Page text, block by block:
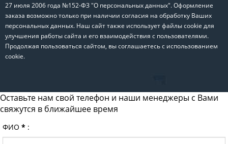
27 июля 2006 года №152-ФЗ "О персональных данных". Оформление
заказа возможно только при наличии согласия на обработку Ваших
персональных данных. Наш сайт также использует файлы cookie для
улучшения работы сайта и его взаимодействия с пользователями.
Продолжая пользоваться сайтом, вы соглашаетесь с использованием
cookie.
Оставьте нам свой телефон и наши менеджеры с Вами
свяжутся в ближайшее время
ФИО * :